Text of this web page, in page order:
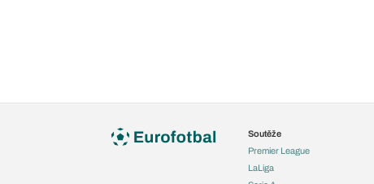
Soutěže
Premier League
LaLiga